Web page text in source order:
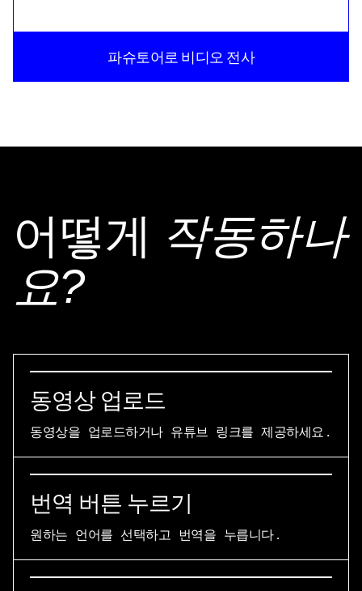
파슈토어로 비디오 전사
어떻게 작동하나
요?
동영상 업로드
동영상을 업로드하거나 유튜브 링크를 제공하세요.
번역 버튼 누르기
원하는 언어를 선택하고 번역을 누릅니다.